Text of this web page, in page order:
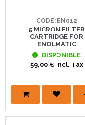
CODE: EN012
5 MICRON FILTER
CARTRIDGE FOR
ENOLMATIC
DISPONIBLE
59,00 € Incl. Tax